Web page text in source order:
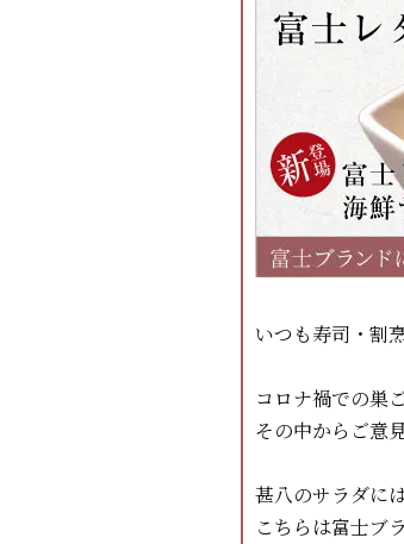
いつも寿司・割
コロナ禍での巣
その中からご意
甚八のサラダに
こちらは富士ブ